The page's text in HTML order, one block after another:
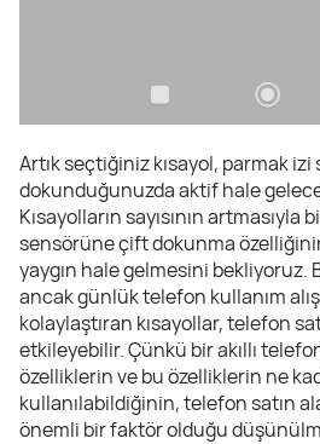
Artık seçtiğiniz kısayol, parmak
dokunduğunuzda aktif hale
Kısayolların sayısının artmasıyla
sensörüne çift dokunma
yaygın hale gelmesini bekliyoruz.
ancak günlük telefon kullanım
kolaylaştıran kısayollar, telefon
etkileyebilir. Çünkü bir akıllı
özelliklerin ve bu özelliklerin ne
kullanılabildiğinin, telefon satın
önemli bir faktör olduğu